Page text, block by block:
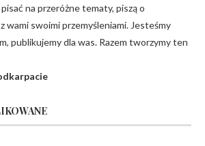
na przeróżne tematy, piszą o
wami swoimi przemyśleniami. Jesteśmy
publikujemy dla was. Razem tworzymy ten